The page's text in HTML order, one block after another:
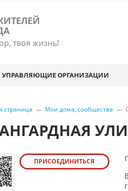
твоя жизнь!
УПРАВЛЯЮЩИЕ ОРГАНИЗАЦИИ
страница Мои дома, сообщества
ПРИСОЕДИНИТЬСЯ